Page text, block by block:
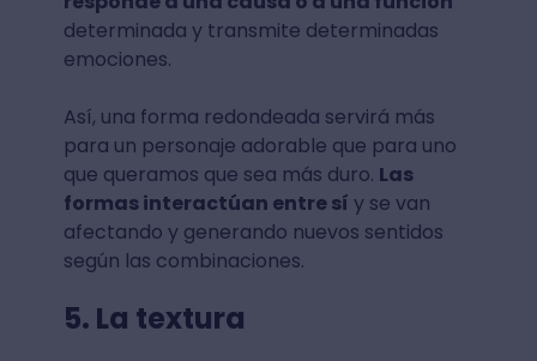
determinada y transmite determinadas
emociones.
Así, una forma redondeada servirá más
para un personaje adorable que para uno
que queramos que sea más duro. Las
formas interactúan entre sí y se van
afectando y generando nuevos sentidos
según las combinaciones.
5. La textura